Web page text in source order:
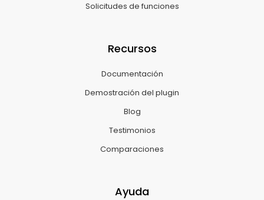
Solicitudes de funciones
Recursos
Documentación
Demostración del plugin
Blog
Testimonios
Comparaciones
Ayuda